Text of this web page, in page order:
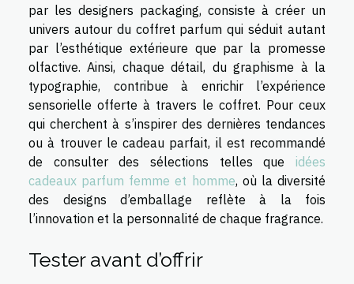
par les designers packaging, consiste à créer un
univers autour du coffret parfum qui séduit autant
par l’esthétique extérieure que par la promesse
olfactive. Ainsi, chaque détail, du graphisme à la
typographie, contribue à enrichir l’expérience
sensorielle offerte à travers le coffret. Pour ceux
qui cherchent à s’inspirer des dernières tendances
ou à trouver le cadeau parfait, il est recommandé
de consulter des sélections telles que idées
cadeaux parfum femme et homme, où la diversité
des designs d’emballage reflète à la fois
l’innovation et la personnalité de chaque fragrance.
Tester avant d’offrir